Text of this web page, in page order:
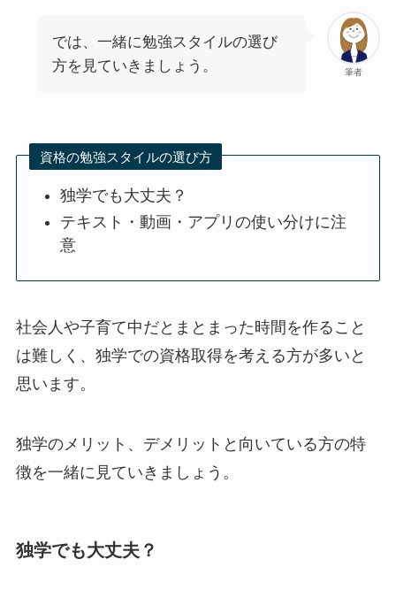
筆者
では、一緒に勉強スタイルの選び
方を見ていきましょう。
資格の勉強スタイルの選び方
独学でも大丈夫？
テキスト・動画・アプリの使い分けに注
意
社会人や子育て中だとまとまった時間を作ること
は難しく、独学での資格取得を考える方が多いと
思います。
独学のメリット、デメリットと向いている方の特
徴を一緒に見ていきましょう。
独学でも大丈夫？